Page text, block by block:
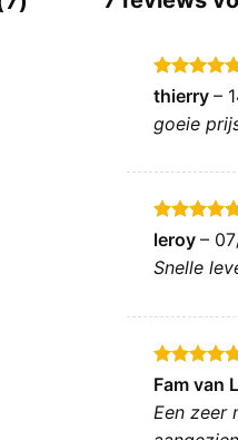
uit 5
thierry–
goeie
5uit 5
leroy–
Snelle
uit 5
Fam van
Een zeer